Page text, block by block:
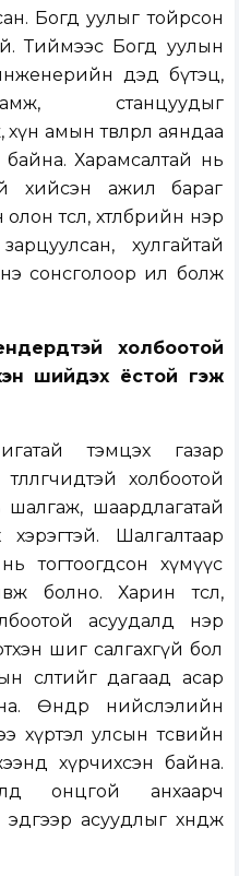
Богд уулыг тойрсон
Тиймээс Богд уулын
дэд бүтэц,
станцуудыг
хүн амын төвлөрөл аяндаа
Харамсалтай нь
хийсэн ажил бараг
төсөл, хөтөлбөрийн нэр
хулгайтай
сонсголоор ил болж
холбоотой
шийдэх ёстой гэж
тэмцэх газар
холбоотой
шаардлагатай
Шалгалтаар
тогтоогдсон хүмүүс
болно. Харин төсөл,
асуудалд нэр
шиг салгахгүй бол
өсөлтийг дагаад асар
Өнөөдөр нийслэлийн
хүртэл улсын төсвийн
хүрчихсэн байна.
онцгой анхаарч
асуудлыг хөндөж